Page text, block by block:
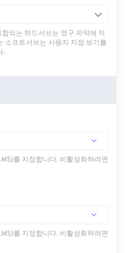
되는 하드서브는 영구 자막에 적
소프트서브는 사용자 지정 보기를
.
를 지정합니다. 비활성화하려면
를 지정합니다. 비활성화하려면